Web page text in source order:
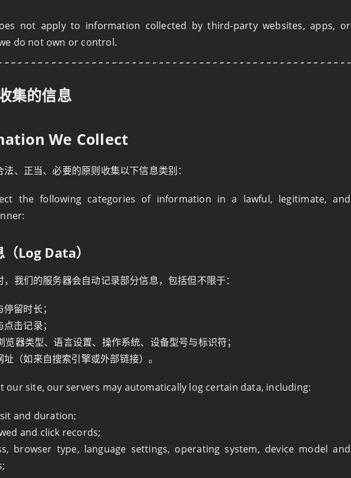
not apply to information collected by third‑party websites, apps, or
do not own or control.
集的信息
We Collect
、正当、必要的原则收集以下信息类别：
the following categories of information in a lawful, legitimate, and
Log Data）
，我们的服务器会自动记录部分信息，包括但不限于：
留时长；
击记录；
览器类型、语言设置、操作系统、设备型号与标识符；
（如来自搜索引擎或外部链接）。
our site, our servers may automatically log certain data, including:
and duration;
and click records;
browser type, language settings, operating system, device model and